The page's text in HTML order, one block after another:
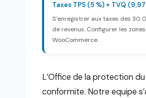
Taxes TPS (5 %) + TVQ
S’enregistrer aux taxes des 30
de revenus. Configurer les
WooCommerce.
L’Office de la protection
conformite. Notre equipe